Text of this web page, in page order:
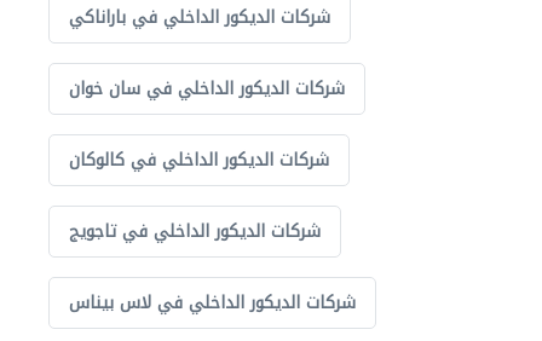
شركات الديكور الداخلي في باراناكي
شركات الديكور الداخلي في سان خوان
شركات الديكور الداخلي في كالوكان
شركات الديكور الداخلي في تاجويج
شركات الديكور الداخلي في لاس بيناس